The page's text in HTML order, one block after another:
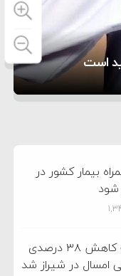
حمله
است
ایران؛ روایتی
بیمار کشور در
شود
فرهنگ سازی منجر به کاهش ۳۸ درصدی
در شیراز شد